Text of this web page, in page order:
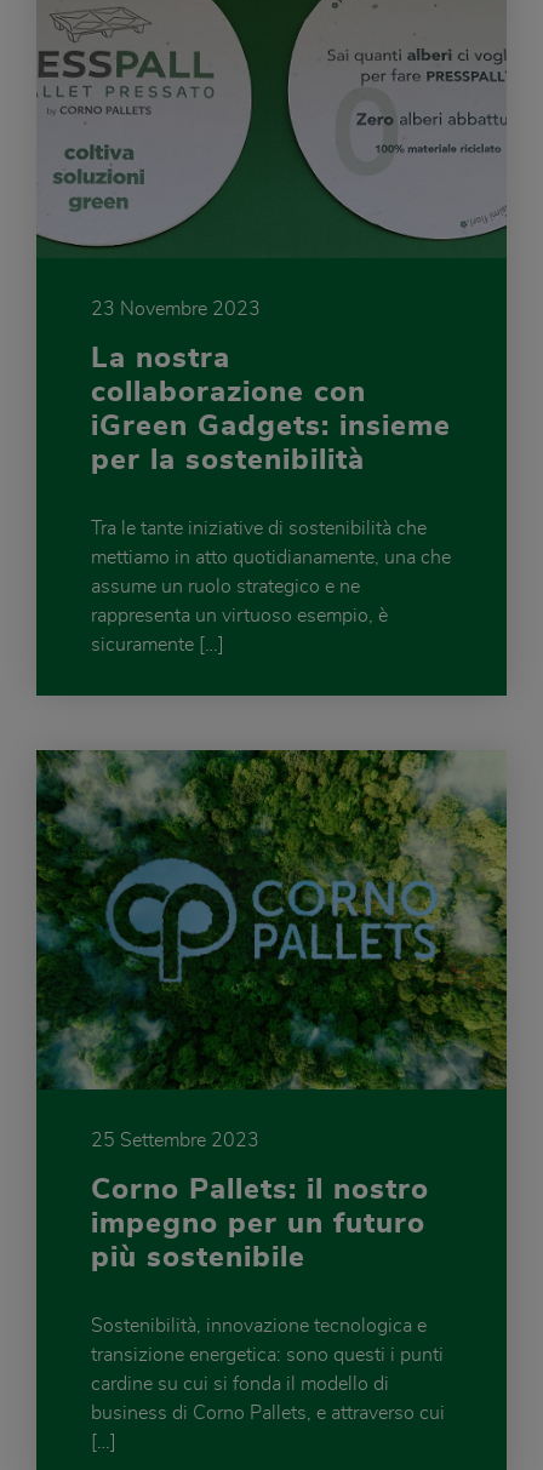
23 Novembre 2023
La nostra
collaborazione con
iGreen Gadgets: insieme
per la sostenibilità
Tra le tante iniziative di sostenibilità che
mettiamo in atto quotidianamente, una che
assume un ruolo strategico e ne
rappresenta un virtuoso esempio, è
sicuramente […]
25 Settembre 2023
Corno Pallets: il nostro
impegno per un futuro
più sostenibile
Sostenibilità, innovazione tecnologica e
transizione energetica: sono questi i punti
cardine su cui si fonda il modello di
business di Corno Pallets, e attraverso cui